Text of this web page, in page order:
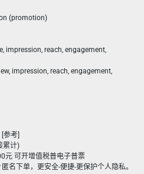
(promotion)
impression, reach, engagement,
impression, reach, engagement,
参考]
累计)
元 可开增值税普电子普票
名下单，更安全-便捷-更保护个人隐私。